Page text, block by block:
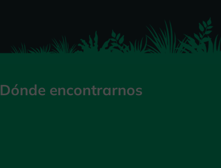
Dónde encontrarnos